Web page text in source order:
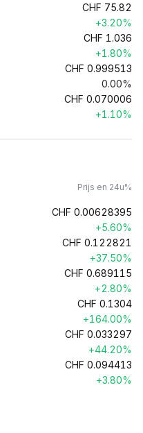
CHF 75.82
+3.20%
CHF 1.036
+1.80%
CHF 0.999513
0.00%
CHF 0.070006
+1.10%
Prijs en 24u%
CHF 0.00628395
+5.60%
CHF 0.122821
+37.50%
CHF 0.689115
+2.80%
CHF 0.1304
+164.00%
CHF 0.033297
+44.20%
CHF 0.094413
+3.80%